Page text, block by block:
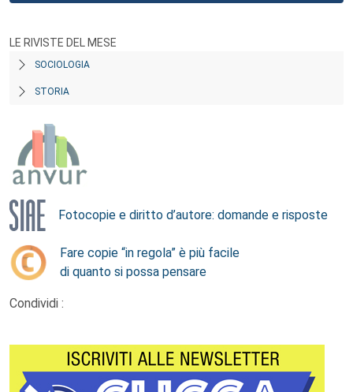
LE RIVISTE DEL MESE
SOCIOLOGIA
STORIA
Fotocopie e diritto d’autore: domande e risposte
Fare copie “in regola” è più facile
di quanto si possa pensare
Condividi :